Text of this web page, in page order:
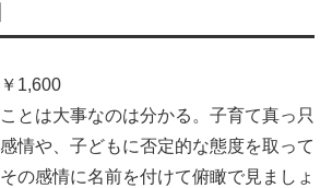
1,600
とは大事なのは分かる。子育て真っ只
情や、子どもに否定的な態度を取って
の感情に名前を付けて俯瞰で見ましょ